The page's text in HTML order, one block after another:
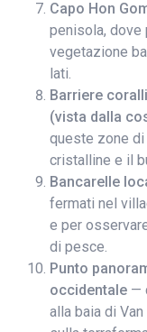
Capo Hon
penisola, dove
vegetazione
lati.
Barriere
(vista dalla
queste zone di
cristalline e il
Bancarelle
fermati nel
e per
di pesce.
Punto
occidentale —
alla baia di